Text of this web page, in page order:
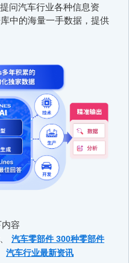
问汽车行业各种信息资
中的海量一手数据，提供
容
汽车零部件 300种零部件
汽车行业最新资讯